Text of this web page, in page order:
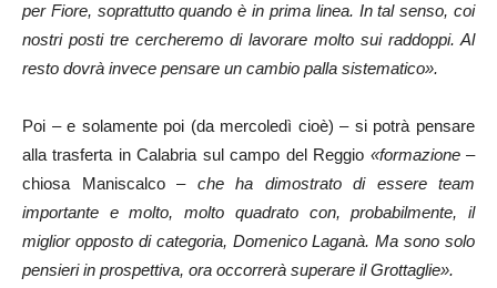
per Fiore, soprattutto quando è in prima linea. In tal senso, coi
nostri posti tre cercheremo di lavorare molto sui raddoppi. Al
resto dovrà invece pensare un cambio palla sistematico».
Poi – e solamente poi (da mercoledì cioè) – si potrà pensare
alla trasferta in Calabria sul campo del Reggio «formazione –
chiosa Maniscalco – che ha dimostrato di essere team
importante e molto, molto quadrato con, probabilmente, il
miglior opposto di categoria, Domenico Laganà. Ma sono solo
pensieri in prospettiva, ora occorrerà superare il Grottaglie».